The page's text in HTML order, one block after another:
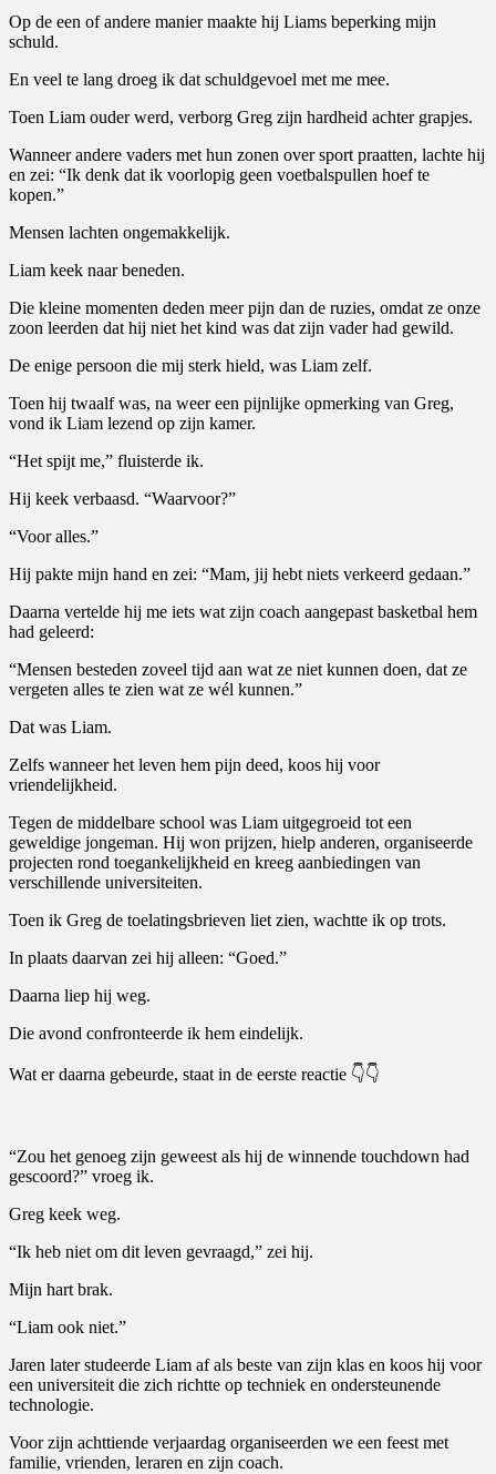
Op de een of andere manier maakte hij Liams beperking mijn
schuld.
En veel te lang droeg ik dat schuldgevoel met me mee.
Toen Liam ouder werd, verborg Greg zijn hardheid achter grapjes.
Wanneer andere vaders met hun zonen over sport praatten, lachte hij
en zei: “Ik denk dat ik voorlopig geen voetbalspullen hoef te
kopen.”
Mensen lachten ongemakkelijk.
Liam keek naar beneden.
Die kleine momenten deden meer pijn dan de ruzies, omdat ze onze
zoon leerden dat hij niet het kind was dat zijn vader had gewild.
De enige persoon die mij sterk hield, was Liam zelf.
Toen hij twaalf was, na weer een pijnlijke opmerking van Greg,
vond ik Liam lezend op zijn kamer.
“Het spijt me,” fluisterde ik.
Hij keek verbaasd. “Waarvoor?”
“Voor alles.”
Hij pakte mijn hand en zei: “Mam, jij hebt niets verkeerd gedaan.”
Daarna vertelde hij me iets wat zijn coach aangepast basketbal hem
had geleerd:
“Mensen besteden zoveel tijd aan wat ze niet kunnen doen, dat ze
vergeten alles te zien wat ze wél kunnen.”
Dat was Liam.
Zelfs wanneer het leven hem pijn deed, koos hij voor
vriendelijkheid.
Tegen de middelbare school was Liam uitgegroeid tot een
geweldige jongeman. Hij won prijzen, hielp anderen, organiseerde
projecten rond toegankelijkheid en kreeg aanbiedingen van
verschillende universiteiten.
Toen ik Greg de toelatingsbrieven liet zien, wachtte ik op trots.
In plaats daarvan zei hij alleen: “Goed.”
Daarna liep hij weg.
Die avond confronteerde ik hem eindelijk.
Wat er daarna gebeurde, staat in de eerste reactie 👇👇
“Zou het genoeg zijn geweest als hij de winnende touchdown had
gescoord?” vroeg ik.
Greg keek weg.
“Ik heb niet om dit leven gevraagd,” zei hij.
Mijn hart brak.
“Liam ook niet.”
Jaren later studeerde Liam af als beste van zijn klas en koos hij voor
een universiteit die zich richtte op techniek en ondersteunende
technologie.
Voor zijn achttiende verjaardag organiseerden we een feest met
familie, vrienden, leraren en zijn coach.